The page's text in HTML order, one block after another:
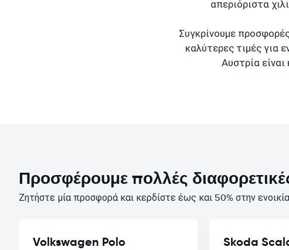
απεριόριστα
Συγκρίνουμε
καλύτερες τιμές για
Αυστρία
Προσφέρουμε πολλές
Ζητήστε μία προσφορά και κερδίστε έως και 50% στην
Volkswagen Polo Skoda